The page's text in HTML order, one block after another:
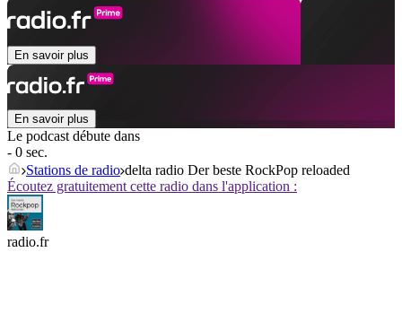
En savoir plus
En savoir plus
Le podcast débute dans
- 0 sec.
Stations de radio delta radio Der beste RockPop reloaded
Écoutez gratuitement cette radio dans l'application :
radio.fr